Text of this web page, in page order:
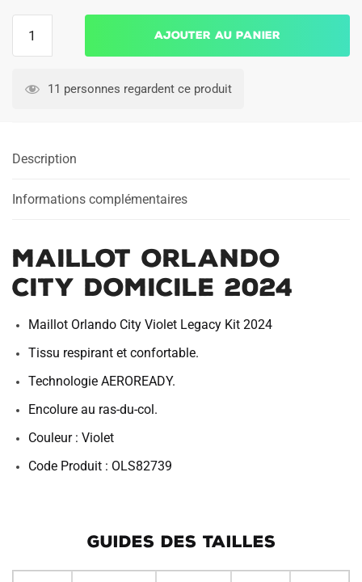
Orlando
Ajouter au panier
11 personnes regardent ce produit
Description
Informations complémentaires
Maillot Orlando
City Domicile 2024
Maillot Orlando City Violet Legacy Kit 2024
Tissu respirant et confortable.
Technologie AEROREADY.
Encolure au ras-du-col.
Couleur : Violet
Code Produit : OLS82739
GUIDES DES TAILLES